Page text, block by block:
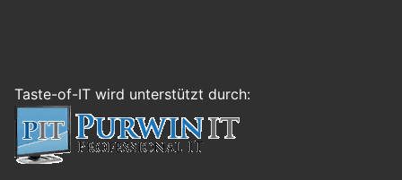
Taste-of-IT wird unterstützt durch: